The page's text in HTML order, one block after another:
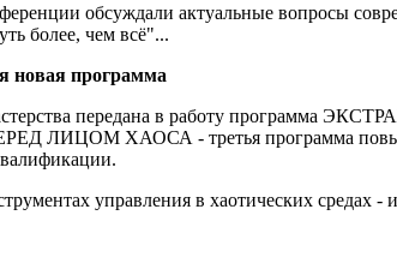
обсуждали актуальные вопросы
более, чем всё"...
новая программа
передана в работу
ЛИЦОМ ХАОСА - третья программа
управления в хаотических